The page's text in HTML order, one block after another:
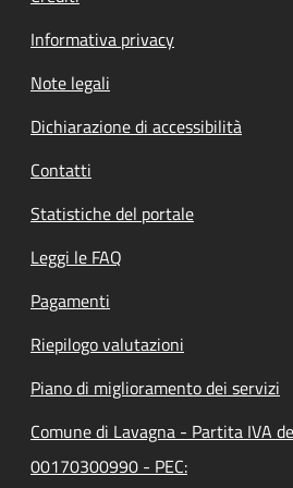
Informativa privacy
Note legali
Dichiarazione di accessibilità
Contatti
Statistiche del portale
Leggi le FAQ
Pagamenti
Riepilogo valutazioni
Piano di miglioramento dei servizi
Comune di Lavagna - Partita IVA
00170300990 - PEC: